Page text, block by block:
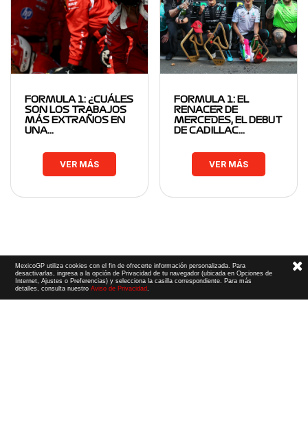
FORMULA 1: ¿CUÁLES
SON LOS TRABAJOS
MÁS EXTRAÑOS EN
UNA…
VER MÁS
FORMULA 1: EL
RENACER DE
MERCEDES, EL DEBUT
DE CADILLAC…
VER MÁS
MexicoGP utiliza cookies con el fin de ofrecerte información personalizada. Para
desactivarlas, ingresa a la opción de Privacidad de tu navegador (ubicada en Opciones de
Internet, Ajustes o Preferencias) y selecciona la casilla correspondiente. Para más
detalles, consulta nuestroAviso de Privacidad.